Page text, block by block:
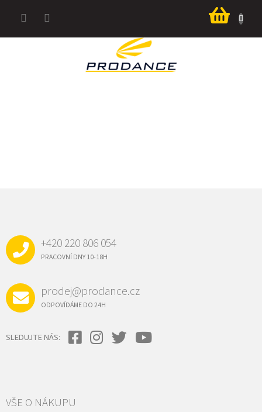
košík
+420 220 806 054
PRACOVNÍ DNY 10-18H
prodej@prodance.cz
ODPOVÍDÁME DO 24H
SLEDUJTE NÁS:
VŠE O NÁKUPU